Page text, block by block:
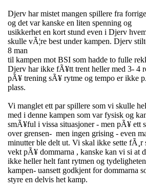
Djerv har mistet mangen spillere fra
og det var kanske en liten spenning og
usikkerhet en kort stund even i Djerv
skulle vÃ¦re best under kampen. Djerv
8 man
til kampen mot BSI som hadde to fulle
Djerv har ikke fÃ¥tt trent heller med 3- 4
pÃ¥ trening sÃ¥ rytme og tempo er ikke
plass.
Vi manglet ett par spillere som vi skulle
med i denne kampen som var fysisk og
smÃ¥ful i vissa situasjoner - men pÃ¥ ett
over grensen- men ingen grising - even
minutter ble delt ut. Vi skal ikke sette fÃ¸r
vekt pÃ¥ dommarna , kanske kan vi si at
ikke heller helt fant rytmen og
kampen- uansett godkjent for dommarna
styre en delvis het kamp.